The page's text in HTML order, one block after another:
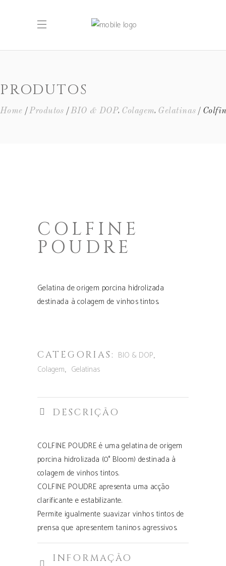
PRODUTOS
Home Produtos BIO & DOP, Colagem, Gelatinas
COLFINE
POUDRE
Gelatina de origem porcina hidrolizada
destinada à colagem de vinhos tintos.
CATEGORIAS: BIO & DOP,
Colagem, Gelatinas
DESCRIÇÃO
COLFINE POUDRE é uma gelatina de origem
porcina hidrolizada (0° Bloom) destinada à
colagem de vinhos tintos.
COLFINE POUDRE apresenta uma acção
clarificante e estabilizante.
Permite igualmente suavizar vinhos tintos de
prensa que apresentem taninos agressivos.
INFORMAÇÃO